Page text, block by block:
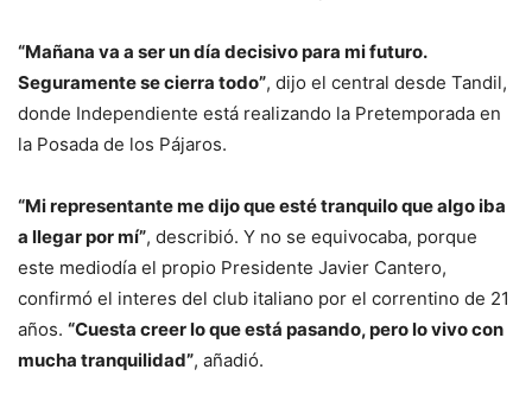
“Mañana va a ser un día decisivo para mi futuro.
Seguramente se cierra todo”, dijo el central desde Tandil,
donde Independiente está realizando la Pretemporada en
la Posada de los Pájaros.
“Mi representante me dijo que esté tranquilo que algo iba
a llegar por mí”, describió. Y no se equivocaba, porque
este mediodía el propio Presidente Javier Cantero,
confirmó el interes del club italiano por el correntino de 21
años. “Cuesta creer lo que está pasando, pero lo vivo con
mucha tranquilidad”, añadió.